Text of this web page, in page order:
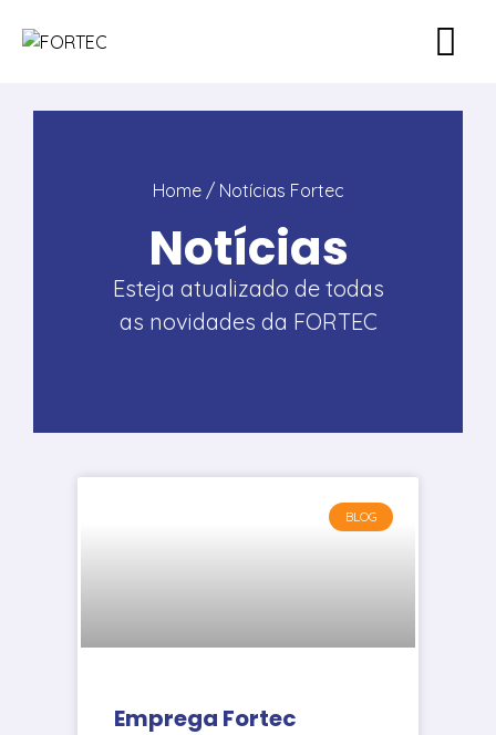
Home/ Notícias Fortec
Notícias
Esteja atualizado de todas
as novidades da FORTEC
BLOG
Emprega Fortec